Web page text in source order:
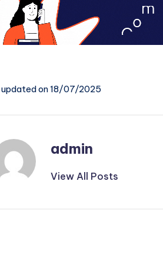
on 18/07/2025
admin
View All Posts